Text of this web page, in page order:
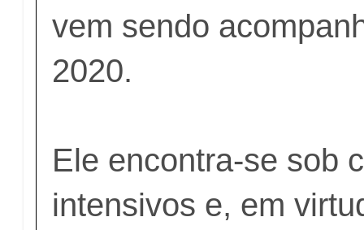
vem sendo
2020.
Ele encontra-se sob
intensivos e, em